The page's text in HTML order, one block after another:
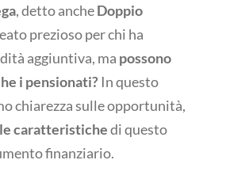
, detto ancheDoppio
prezioso per chi ha
aggiuntiva, ma possono
i pensionati?In questo
chiarezza sulle opportunità,
caratteristichedi questo
finanziario.